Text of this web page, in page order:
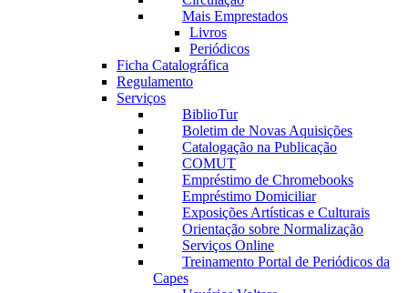
Mais Emprestados
Livros
Periódicos
Ficha Catalográfica
Regulamento
Serviços
BiblioTur
Boletim de Novas Aquisições
Catalogação na Publicação
COMUT
Empréstimo de Chromebooks
Empréstimo Domiciliar
Exposições Artísticas e Culturais
Orientação sobre Normalização
Serviços Online
Treinamento Portal de Periódicos da
Capes